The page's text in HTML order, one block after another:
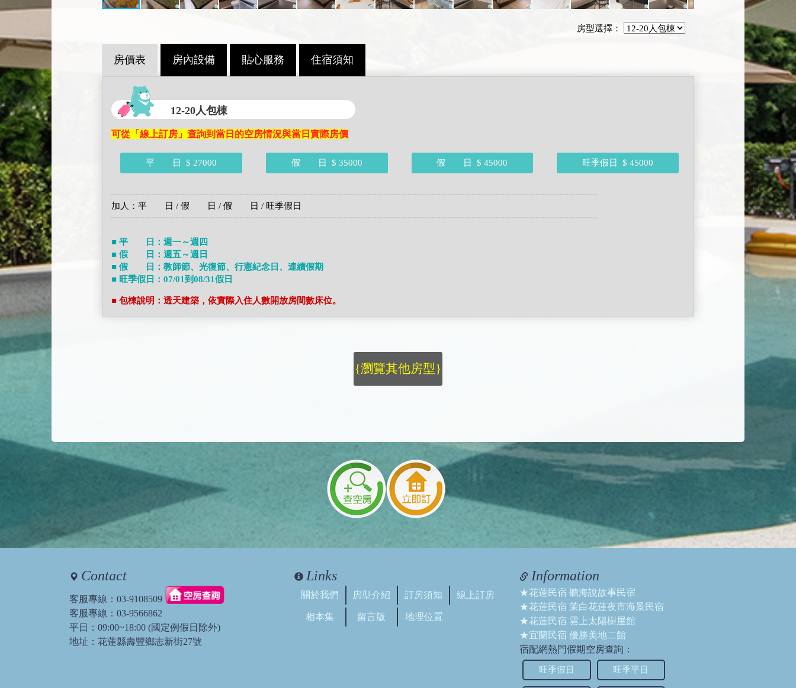
房型選擇：
房價表 房內設備 貼心服務 住宿須知
12-20人包棟
可從「線上訂房」查詢到當日的空房情況與當日實際房價
平 日 $ 27000 假 日 $ 35000 假 日 $ 45000 旺季假日 $ 45000
加人：平 日 / 假 日 / 假 日 / 旺季假日
■ 平 日：週一～週四
■ 假 日：週五～週日
■ 假 日：教師節、光復節、行憲紀念日、連續假期
■ 旺季假日：07/01到08/31假日
■ 包棟說明：透天建築，依實際入住人數開放房間數床位。
{瀏覽其他房型}
Contact
客服專線： 03-9108509
客服專線： 03-9566862
平日：09:00~18:00 (國定例假日除外)
地址：花蓮縣壽豐鄉志新街27號
Links
關於我們 房型介紹 訂房須知 線上訂房
相本集 留言版 地理位置
Information
★花蓮民宿 聽海說故事民宿
★花蓮民宿 茉白花蓮夜市海景民宿
★花蓮民宿 雲上太陽樹屋館
★宜蘭民宿 優勝美地二館
宿配網熱門假期空房查詢：
旺季假日 旺季平日